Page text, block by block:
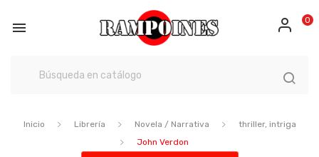
 0
Inicio Librería Novela / Narrativa
thriller, intriga
John Verdon